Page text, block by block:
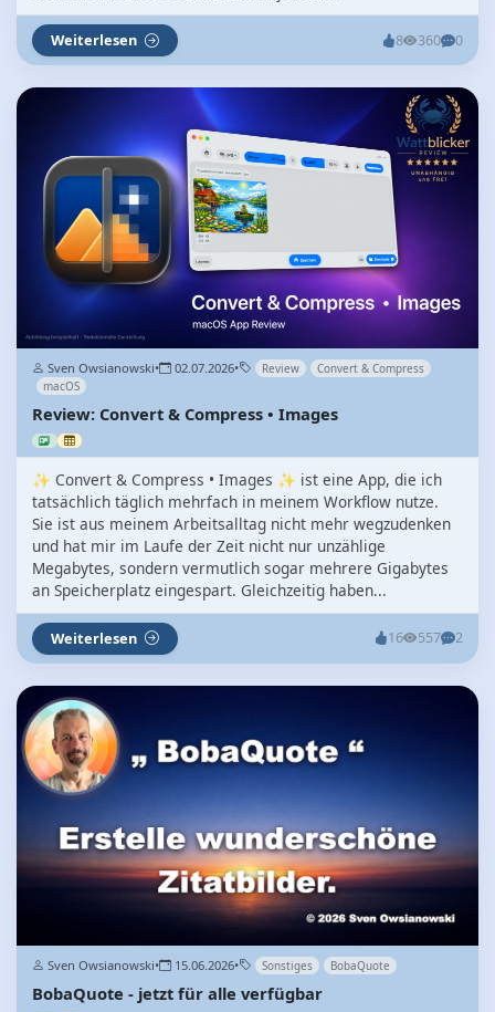
Weiterlesen 8 360 0
Sven Owsianowski• 02.07.2026• Review
Convert & Compress
macOS
Review: Convert & Compress • Images
✨ Convert & Compress • Images ✨ ist eine App, die ich
tatsächlich täglich mehrfach in meinem Workflow nutze.
Sie ist aus meinem Arbeitsalltag nicht mehr wegzudenken
und hat mir im Laufe der Zeit nicht nur unzählige
Megabytes, sondern vermutlich sogar mehrere Gigabytes
an Speicherplatz eingespart. Gleichzeitig haben...
Weiterlesen 16 557 2
Sven Owsianowski• 15.06.2026• Sonstiges BobaQuote
BobaQuote - jetzt für alle verfügbar